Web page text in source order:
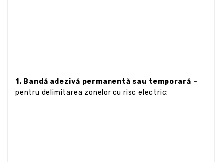
1. Bandă adezivă permanentă sau temporară –
pentru delimitarea zonelor cu risc electric;